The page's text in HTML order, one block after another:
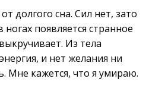
долгого сна. Сил нет, зато
появляется странное
Из тела
и нет желания ни
Мне кажется, что я умираю.